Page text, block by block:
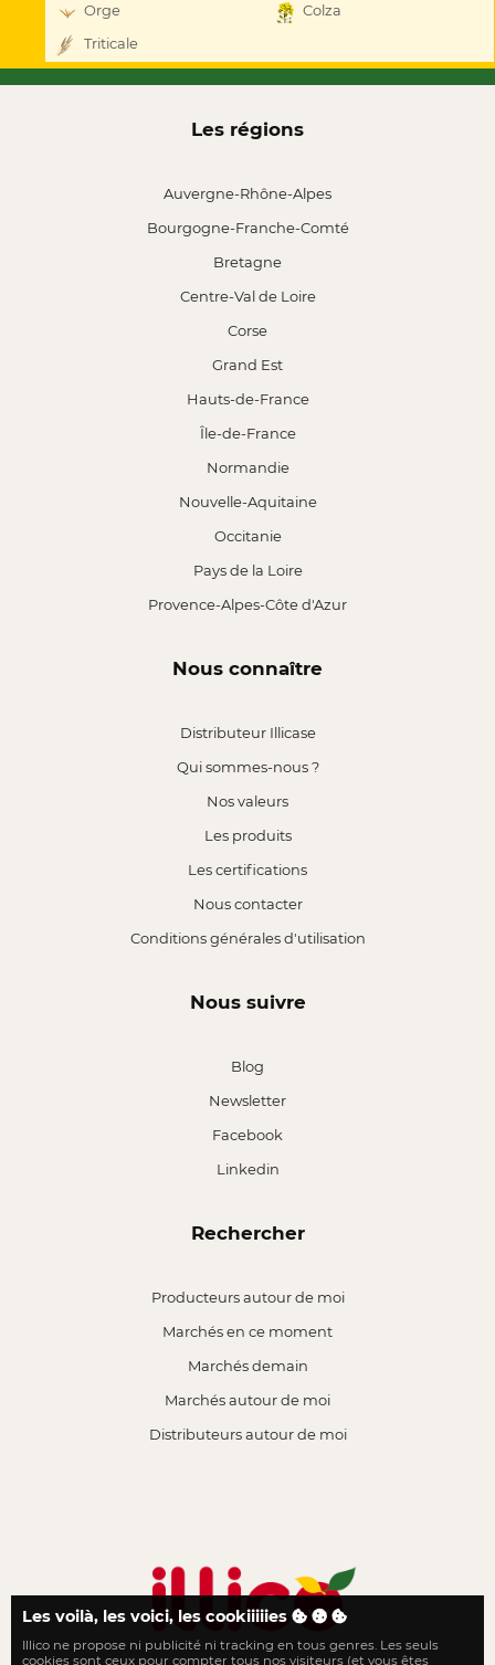
Orge
Colza
Triticale
Les régions
Auvergne-Rhône-Alpes
Bourgogne-Franche-Comté
Bretagne
Centre-Val de Loire
Corse
Grand Est
Hauts-de-France
Île-de-France
Normandie
Nouvelle-Aquitaine
Occitanie
Pays de la Loire
Provence-Alpes-Côte d'Azur
Nous connaître
Distributeur Illicase
Qui sommes-nous ?
Nos valeurs
Les produits
Les certifications
Nous contacter
Conditions générales d'utilisation
Nous suivre
Blog
Newsletter
Facebook
Linkedin
Rechercher
Producteurs autour de moi
Marchés en ce moment
Marchés demain
Marchés autour de moi
Distributeurs autour de moi
Le local n'a jamais été aussi proche
Les voilà, les voici, les cookiiiiies
Illico ne propose ni publicité ni tracking en tous genres. Les seuls
cookies sont ceux pour compter tous nos visiteurs (et vous êtes